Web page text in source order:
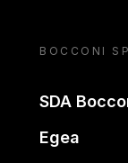
BOCCONI
SDA
Egea